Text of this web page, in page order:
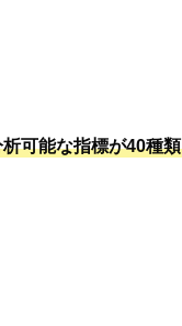
析可能な指標が40種類